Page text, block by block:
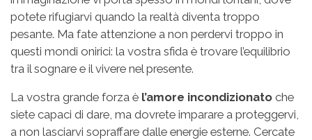
potete rifugiarvi quando la realtà diventa troppo
pesante. Ma fate attenzione a non perdervi troppo in
questi mondi onirici: la vostra sfida è trovare l’equilibrio
tra il sognare e il vivere nel presente.
La vostra grande forza è l’amore incondizionato che
siete capaci di dare, ma dovrete imparare a proteggervi,
a non lasciarvi sopraffare dalle energie esterne. Cercate